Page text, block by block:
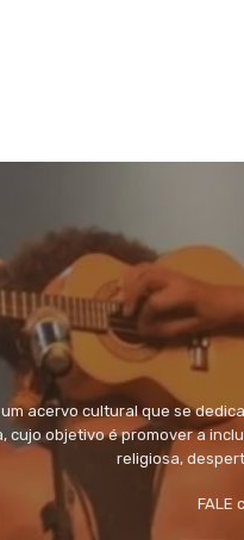
um acervo cultural que se
cujo objetivo é promover a
religiosa,
FALE